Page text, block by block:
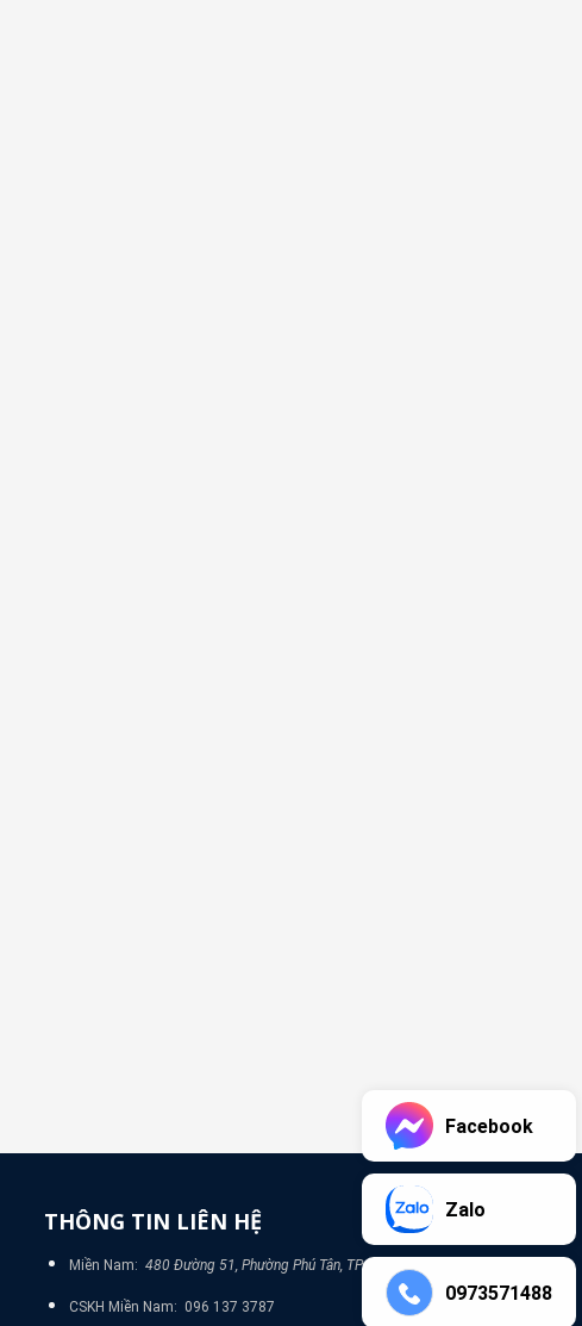
THÔNG TIN LIÊN HỆ
Miền Nam: 480 Đường 51, Phường Phú Tân, TP Bình Dương
CSKH Miền Nam: 096 137 3787
Facebook
Zalo
0973571488